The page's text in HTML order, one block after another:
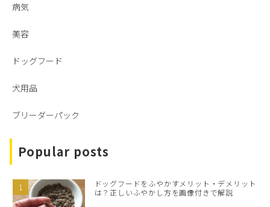
病気
美容
ドッグフード
犬用品
ブリーダーパック
Popular posts
ドッグフードをふやかすメリット・デメリット
は？正しいふやかし方を画像付きで解説